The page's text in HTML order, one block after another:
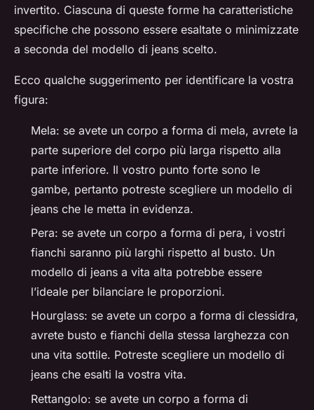
invertito. Ciascuna di queste forme ha caratteristiche
specifiche che possono essere esaltate o minimizzate
a seconda del modello di jeans scelto.
Ecco qualche suggerimento per identificare la vostra
figura:
Mela: se avete un corpo a forma di mela, avrete la
parte superiore del corpo più larga rispetto alla
parte inferiore. Il vostro punto forte sono le
gambe, pertanto potreste scegliere un modello di
jeans che le metta in evidenza.
Pera: se avete un corpo a forma di pera, i vostri
fianchi saranno più larghi rispetto al busto. Un
modello di jeans a vita alta potrebbe essere
l’ideale per bilanciare le proporzioni.
Hourglass: se avete un corpo a forma di clessidra,
avrete busto e fianchi della stessa larghezza con
una vita sottile. Potreste scegliere un modello di
jeans che esalti la vostra vita.
Rettangolo: se avete un corpo a forma di